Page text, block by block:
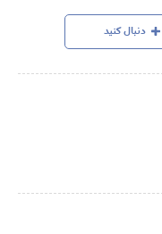
دنبال کنید